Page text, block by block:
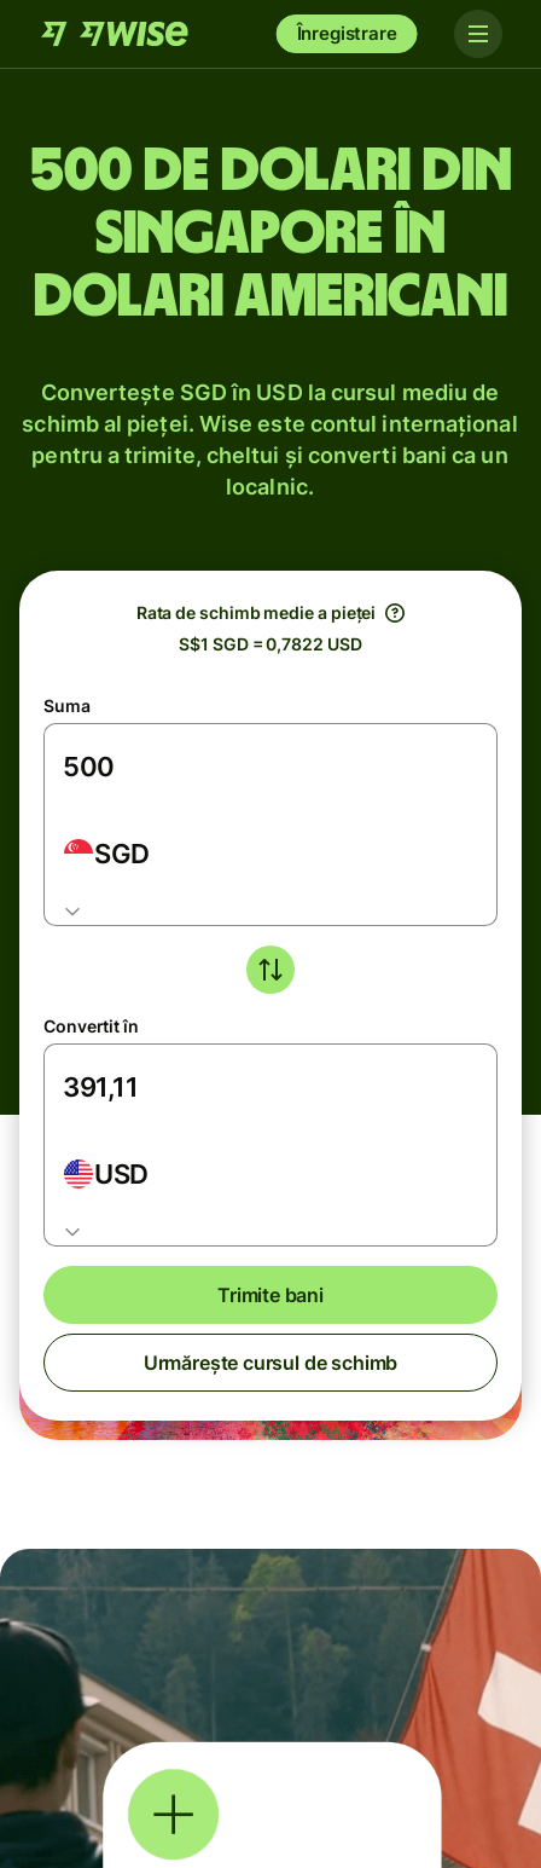
Înregistrare
500 de dolari din
Singapore în
dolari americani
Convertește SGD în USD la cursul mediu de
schimb al pieței. Wise este contul internațional
pentru a trimite, cheltui și converti bani ca un
localnic.
Rata de schimb medie a pieței
S$1 SGD = 0,7822 USD
Suma
SGD
Convertit în
USD
Trimite bani
Urmărește cursul de schimb